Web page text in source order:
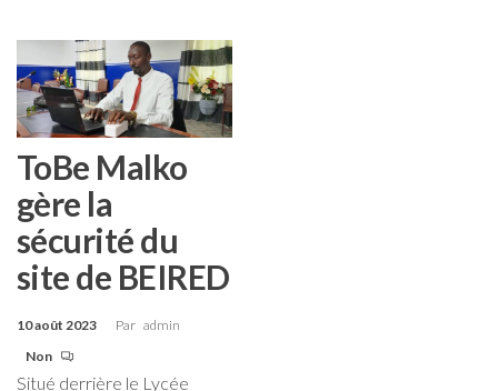
ToBe Malko
gère la
sécurité du
site de BEIRED
10 août 2023 Par admin
Non
Situé derrière le Lycée